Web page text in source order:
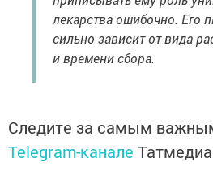
лекарства ошибочно. Его
сильно зависит от вида
и времени сбора.
Следите за самым
Telegram-канале Татмедиа